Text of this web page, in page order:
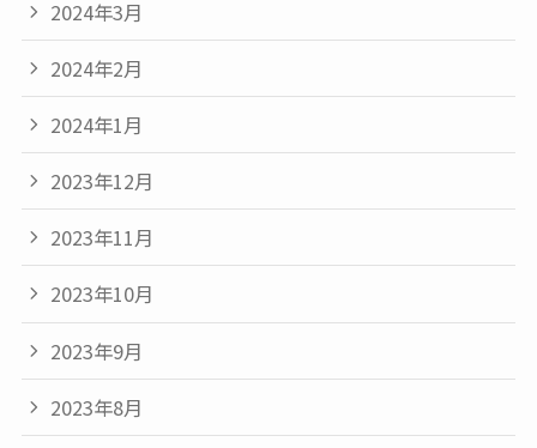
2024年3月
2024年2月
2024年1月
2023年12月
2023年11月
2023年10月
2023年9月
2023年8月